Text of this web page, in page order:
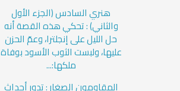
هنري السادس (الجزء الأول
والثاني) : تحكي هذه القصة أنه
حل الليل على إنجلترا، وعمّ الحزن
عليها، ولبست الثوب الأسود بوفاة
ملكها:...
المقاومون الصغار : تدور أحداث